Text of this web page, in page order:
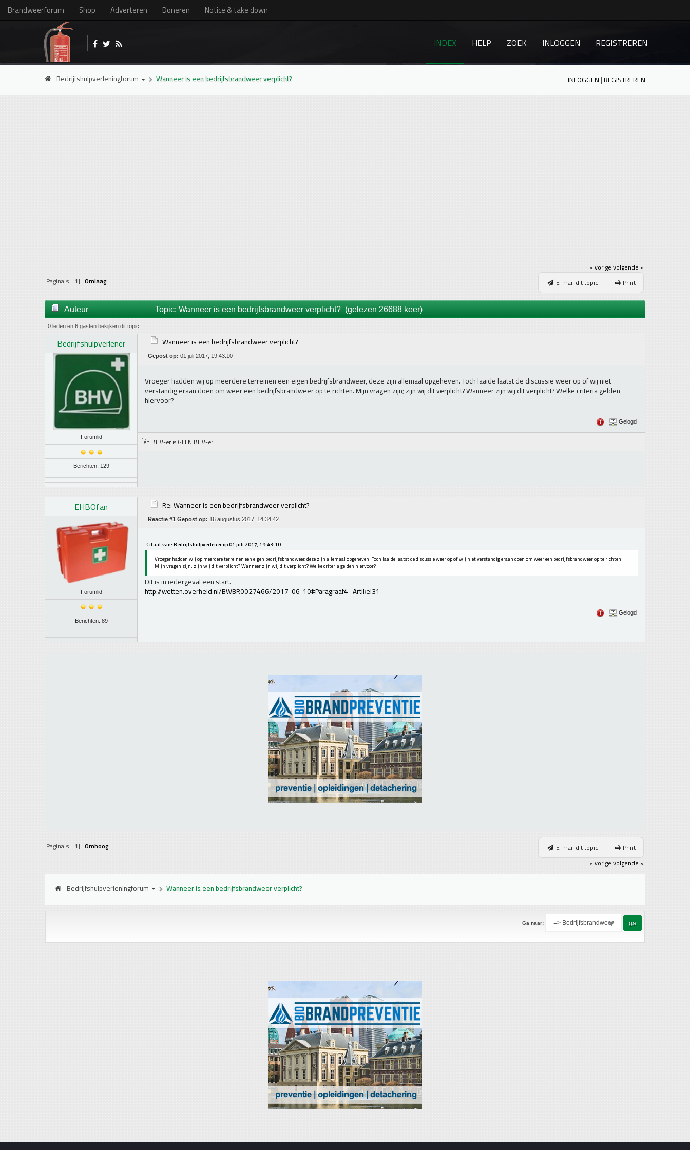
Brandweerforum Shop Adverteren Doneren Notice & take down
INDEX HELP ZOEK INLOGGEN REGISTREREN
Bedrijfshulpverleningforum Wanneer is een bedrijfsbrandweer verplicht? INLOGGEN |REGISTREREN
« vorige volgende »
E-mail dit topic
Print
Pagina's: [1] Omlaag
Auteur Topic: Wanneer is een bedrijfsbrandweer verplicht? (gelezen 26688 keer)
0 leden en 6 gasten bekijken dit topic.
Bedrijfshulpverlener
Forumlid
Berichten: 129
Wanneer is een bedrijfsbrandweer verplicht?
Gepost op: 01 juli 2017, 19:43:10
Vroeger hadden wij op meerdere terreinen een eigen bedrijfsbrandweer, deze zijn allemaal opgeheven. Toch laaide laatst de discussie weer op of wij niet
verstandig eraan doen om weer een bedrijfsbrandweer op te richten. Mijn vragen zijn; zijn wij dit verplicht? Wanneer zijn wij dit verplicht? Welke criteria gelden
hiervoor?
Gelogd
Één BHV-er is GEEN BHV-er!
EHBOfan
Forumlid
Berichten: 89
Re: Wanneer is een bedrijfsbrandweer verplicht?
Reactie #1 Gepost op: 16 augustus 2017, 14:34:42
Citaat van: Bedrijfshulpverlener op 01 juli 2017, 19:43:10
Vroeger hadden wij op meerdere terreinen een eigen bedrijfsbrandweer, deze zijn allemaal opgeheven. Toch laaide laatst de discussie weer op of wij niet verstandig eraan doen om weer een bedrijfsbrandweer op te richten.
Mijn vragen zijn; zijn wij dit verplicht? Wanneer zijn wij dit verplicht? Welke criteria gelden hiervoor?
Dit is in iedergeval een start.
http://wetten.overheid.nl/BWBR0027466/2017-06-10#Paragraaf4_Artikel31
Gelogd
E-mail dit topic Print
Pagina's: [1] Omhoog
« vorige volgende »
Bedrijfshulpverleningforum Wanneer is een bedrijfsbrandweer verplicht?
Ga naar: